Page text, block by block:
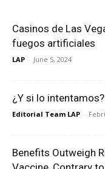
Casinos de Las
fuegos artificiales
LAP - June 5, 2024
¿Y si lo intentamos?
Editorial Team LAP -
Benefits Outweigh